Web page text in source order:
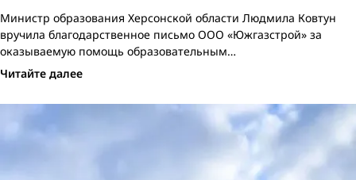
Министр образования Херсонской области Людмила Ковтун
вручила благодарственное письмо ООО «Южгазстрой» за
оказываемую помощь образовательным…
Читайте далее